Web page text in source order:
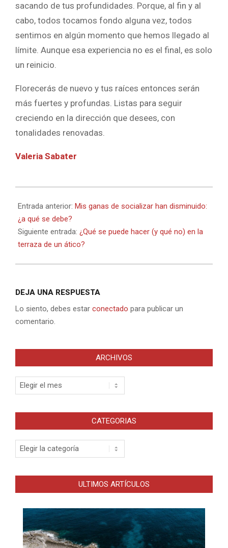
sacando de tus profundidades. Porque, al fin y al
cabo, todos tocamos fondo alguna vez, todos
sentimos en algún momento que hemos llegado al
límite. Aunque esa experiencia no es el final, es solo
un reinicio.
Florecerás de nuevo y tus raíces entonces serán
más fuertes y profundas. Listas para seguir
creciendo en la dirección que desees, con
tonalidades renovadas.
Valeria Sabater
10-
29
Entrada anterior: Mis ganas de socializar han disminuido:
¿a qué se debe?
Siguiente entrada: ¿Qué se puede hacer (y qué no) en la
terraza de un ático?
DEJA UNA RESPUESTA
Lo siento, debes estar conectado para publicar un
comentario.
ARCHIVOS
Archivos
CATEGORIAS
Categorias
ULTIMOS ARTÍCULOS